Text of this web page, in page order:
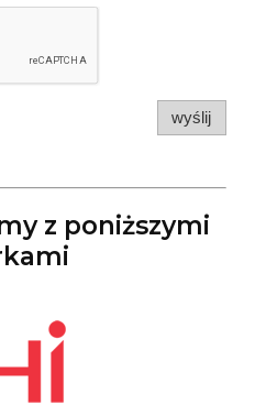
wyślij
z poniższymi